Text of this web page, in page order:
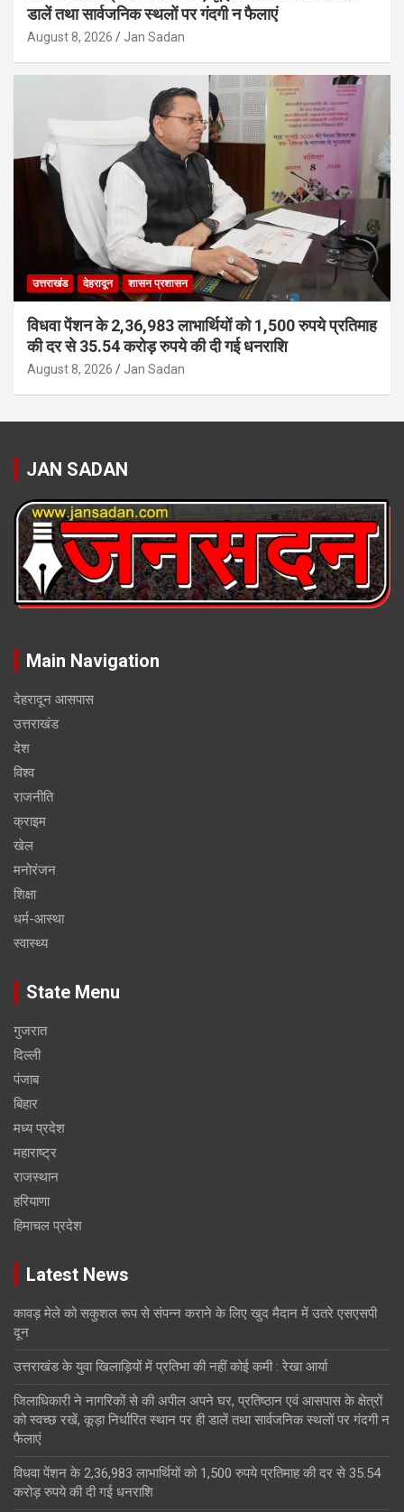
डालें तथा सार्वजनिक स्थलों पर गंदगी न फैलाएं
August 8, 2026 Jan Sadan
उत्तराखंड देहरादून शासन प्रशासन
विधवा पेंशन के 2,36,983 लाभार्थियों को 1,500 रुपये प्रतिमाह
की दर से 35.54 करोड़ रुपये की दी गई धनराशि
August 8, 2026 Jan Sadan
JAN SADAN
Main Navigation
देहरादून आसपास
उत्तराखंड
देश
विश्व
राजनीति
क्राइम
खेल
मनोरंजन
शिक्षा
धर्म-आस्था
स्वास्थ्य
State Menu
गुजरात
दिल्ली
पंजाब
बिहार
मध्य प्रदेश
महाराष्ट्र
राजस्थान
हरियाणा
हिमाचल प्रदेश
Latest News
कावड़ मेले को सकुशल रूप से संपन्न कराने के लिए खुद मैदान में उतरे एसएसपी
दून
उत्तराखंड के युवा खिलाड़ियों में प्रतिभा की नहीं कोई कमी : रेखा आर्या
जिलाधिकारी ने नागरिकों से की अपील अपने घर, प्रतिष्ठान एवं आसपास के क्षेत्रों
को स्वच्छ रखें, कूड़ा निर्धारित स्थान पर ही डालें तथा सार्वजनिक स्थलों पर गंदगी न
फैलाएं
विधवा पेंशन के 2,36,983 लाभार्थियों को 1,500 रुपये प्रतिमाह की दर से 35.54
करोड़ रुपये की दी गई धनराशि